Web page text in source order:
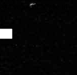
volutpat augue id